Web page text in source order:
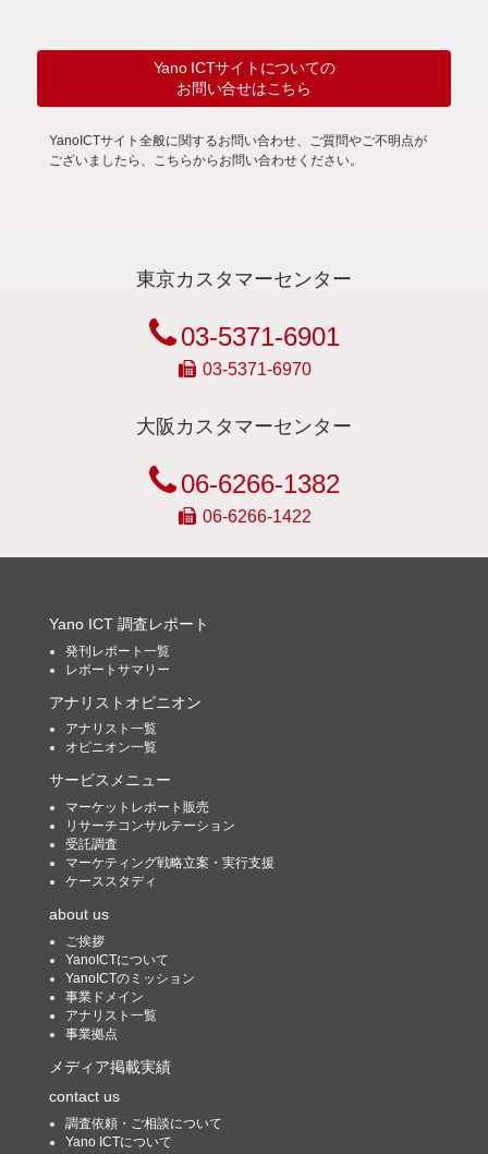
Yano ICTサイトについての
お問い合せはこちら
YanoICTサイト全般に関するお問い合わせ、ご質問やご不明点が
ございましたら、こちらからお問い合わせください。
東京カスタマーセンター
03-5371-6901
03-5371-6970
大阪カスタマーセンター
06-6266-1382
06-6266-1422
Yano ICT 調査レポート
発刊レポート一覧
レポートサマリー
アナリストオピニオン
アナリスト一覧
オピニオン一覧
サービスメニュー
マーケットレポート販売
リサーチコンサルテーション
受託調査
マーケティング戦略立案・実行支援
ケーススタディ
about us
ご挨拶
YanoICTについて
YanoICTのミッション
事業ドメイン
アナリスト一覧
事業拠点
メディア掲載実績
contact us
調査依頼・ご相談について
Yano ICTについて